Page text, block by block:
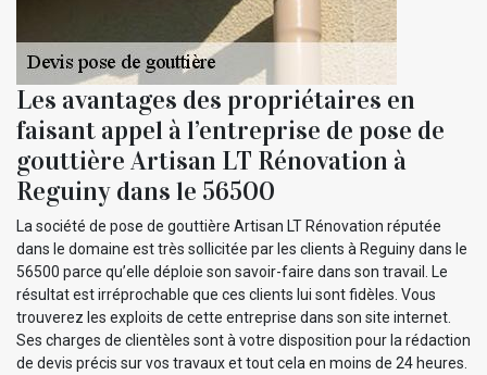
Les avantages des propriétaires en
faisant appel à l’entreprise de pose de
gouttière Artisan LT Rénovation à
Reguiny dans le 56500
La société de pose de gouttière Artisan LT Rénovation réputée
dans le domaine est très sollicitée par les clients à Reguiny dans le
56500 parce qu’elle déploie son savoir-faire dans son travail. Le
résultat est irréprochable que ces clients lui sont fidèles. Vous
trouverez les exploits de cette entreprise dans son site internet.
Ses charges de clientèles sont à votre disposition pour la rédaction
de devis précis sur vos travaux et tout cela en moins de 24 heures.